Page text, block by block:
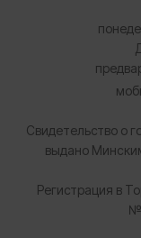
Свидетельство о
выдано
Регистрация в
№